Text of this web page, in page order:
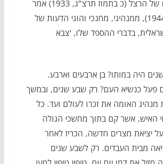
במלאת 29 שנים ללכתו של הרצל (כ בתמוז תרצ"ג, 1933) אמר
ברל כצנלסון (1887 – 1944), ממנהיגי, מחנכי והוגי הדעות של
בדברי ההספד שלו, 'צבא
היה במותו? בן ארבעים וארבע.
פעל כנשיא העם? רק שבע שנים, ובמשך
האומה את זכרו לעולם ועד. כל
האיש, אשר קם בתוך מחשכי הגולה
יציאת מצרים חדשה, הכריז לאחר
יציאה מבית העבדים. רק לשבע שנים